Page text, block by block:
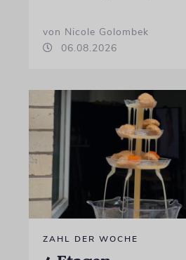
von Nicole Golombek
06.08.2026
ZAHL DER WOCHE